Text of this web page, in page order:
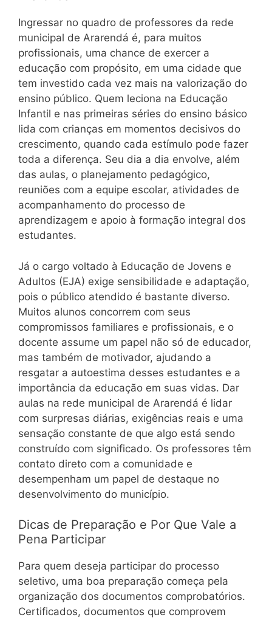
Ingressar no quadro de professores da rede
municipal de Ararendá é, para muitos
profissionais, uma chance de exercer a
educação com propósito, em uma cidade que
tem investido cada vez mais na valorização do
ensino público. Quem leciona na Educação
Infantil e nas primeiras séries do ensino básico
lida com crianças em momentos decisivos do
crescimento, quando cada estímulo pode fazer
toda a diferença. Seu dia a dia envolve, além
das aulas, o planejamento pedagógico,
reuniões com a equipe escolar, atividades de
acompanhamento do processo de
aprendizagem e apoio à formação integral dos
estudantes.
Já o cargo voltado à Educação de Jovens e
Adultos (EJA) exige sensibilidade e adaptação,
pois o público atendido é bastante diverso.
Muitos alunos concorrem com seus
compromissos familiares e profissionais, e o
docente assume um papel não só de educador,
mas também de motivador, ajudando a
resgatar a autoestima desses estudantes e a
importância da educação em suas vidas. Dar
aulas na rede municipal de Ararendá é lidar
com surpresas diárias, exigências reais e uma
sensação constante de que algo está sendo
construído com significado. Os professores têm
contato direto com a comunidade e
desempenham um papel de destaque no
desenvolvimento do município.
Dicas de Preparação e Por Que Vale a
Pena Participar
Para quem deseja participar do processo
seletivo, uma boa preparação começa pela
organização dos documentos comprobatórios.
Certificados, documentos que comprovem